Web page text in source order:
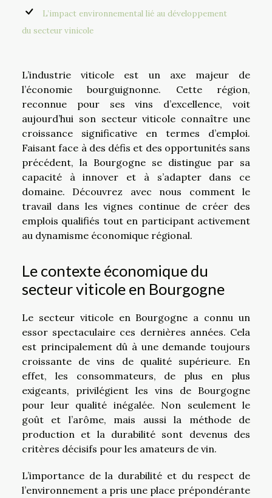
L’impact environnemental lié au développement
du secteur vinicole
L’industrie viticole est un axe majeur de
l’économie bourguignonne. Cette région,
reconnue pour ses vins d’excellence, voit
aujourd’hui son secteur viticole connaître une
croissance significative en termes d’emploi.
Faisant face à des défis et des opportunités sans
précédent, la Bourgogne se distingue par sa
capacité à innover et à s’adapter dans ce
domaine. Découvrez avec nous comment le
travail dans les vignes continue de créer des
emplois qualifiés tout en participant activement
au dynamisme économique régional.
Le contexte économique du
secteur viticole en Bourgogne
Le secteur viticole en Bourgogne a connu un
essor spectaculaire ces dernières années. Cela
est principalement dû à une demande toujours
croissante de vins de qualité supérieure. En
effet, les consommateurs, de plus en plus
exigeants, privilégient les vins de Bourgogne
pour leur qualité inégalée. Non seulement le
goût et l’arôme, mais aussi la méthode de
production et la durabilité sont devenus des
critères décisifs pour les amateurs de vin.
L’importance de la durabilité et du respect de
l’environnement a pris une place prépondérante